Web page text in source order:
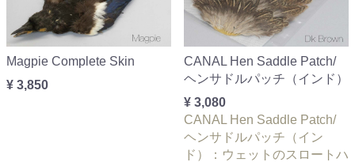
Magpie Complete Skin
¥ 3,850
CANAL Hen Saddle Patch/
ヘンサドルパッチ（インド）
¥ 3,080
CANAL Hen Saddle Patch/
ヘンサドルパッチ（イン
ド）：ウェットのスロートハ